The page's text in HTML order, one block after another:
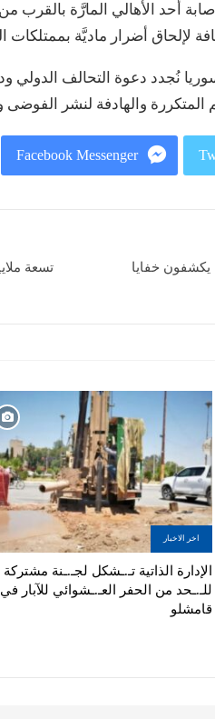
أحد الأهالي المارَّة بالقرب
لإلحاق أضرار ماديَّة
نُجدد دعوة التحالف الدولي
المتكررة والهادفة لنشر الفوضى
Facebook Messenger
خفايا
تسعة
اخر الاخبار
الإدارة الذاتية تـ.ـشكل لجـ.ـنة مشتركة
للـ.ـحد من الحفر العـ.ـشوائي للآبار في
قامشلو